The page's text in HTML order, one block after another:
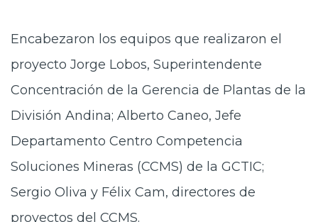
Encabezaron los equipos que realizaron el
proyecto Jorge Lobos, Superintendente
Concentración de la Gerencia de Plantas de la
División Andina; Alberto Caneo, Jefe
Departamento Centro Competencia
Soluciones Mineras (CCMS) de la GCTIC;
Sergio Oliva y Félix Cam, directores de
proyectos del CCMS.